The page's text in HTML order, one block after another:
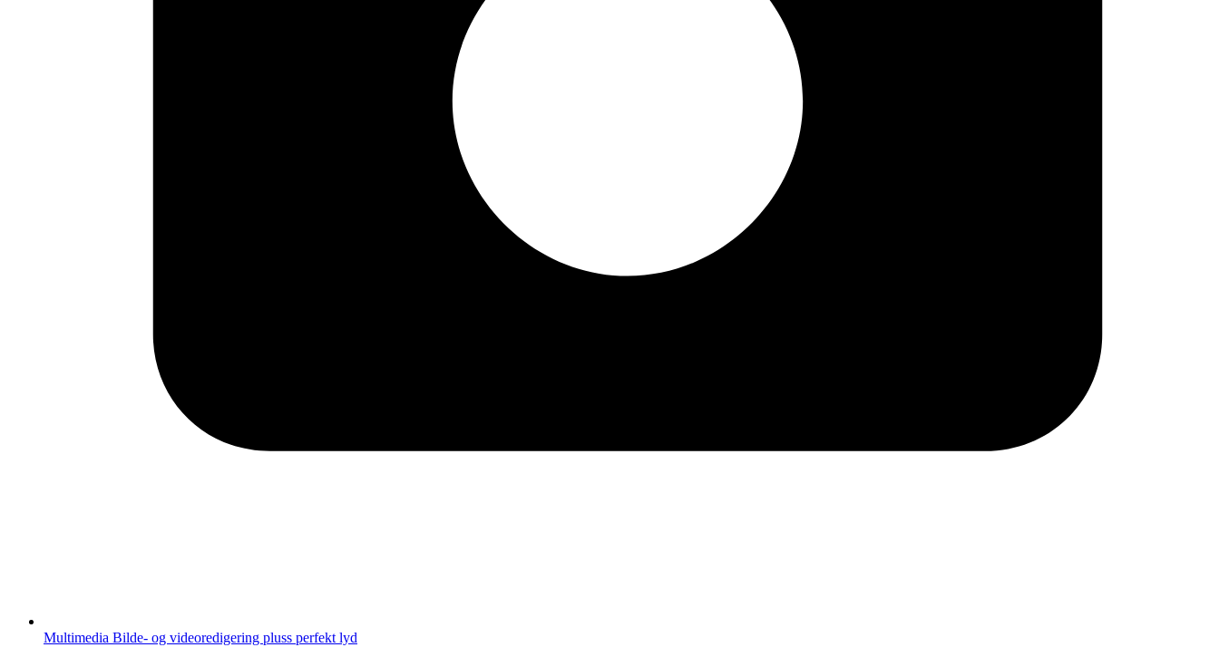
Multimedia Bilde- og videoredigering pluss perfekt lyd